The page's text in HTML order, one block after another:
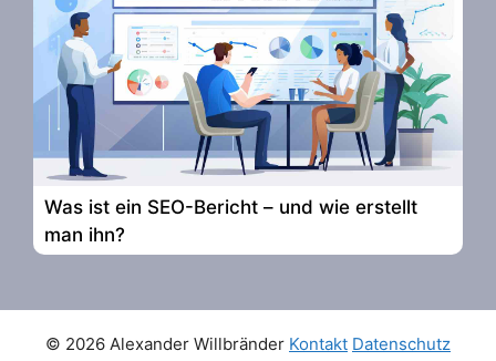
Was ist ein SEO-Bericht – und wie erstellt
man ihn?
© 2026 Alexander Willbränder Kontakt Datenschutz